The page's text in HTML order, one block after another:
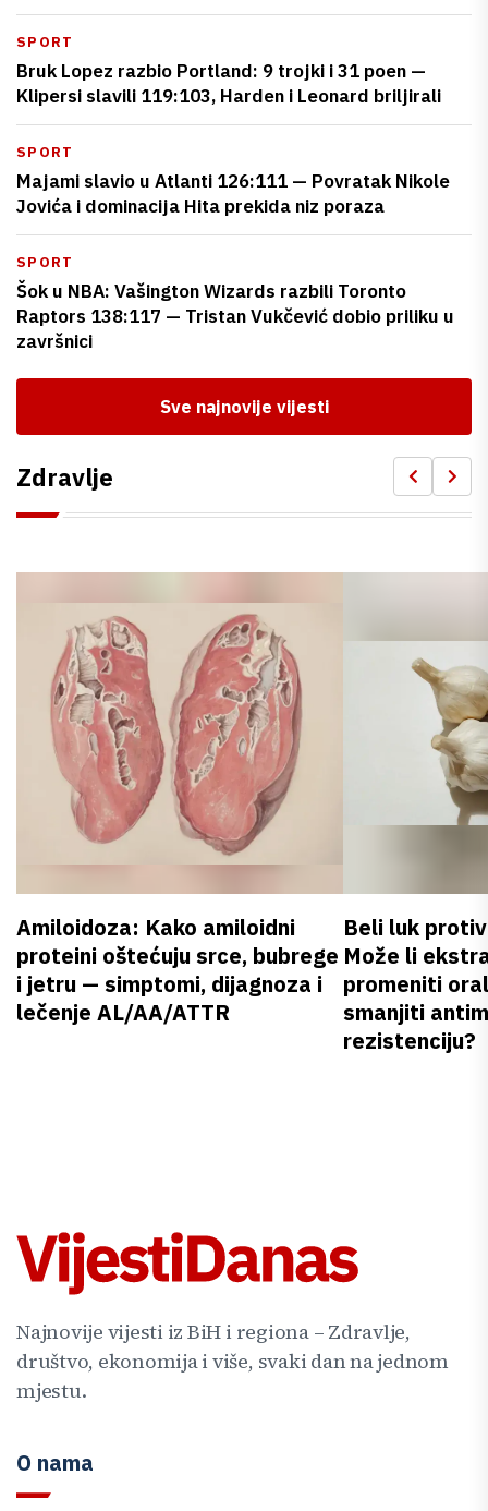
SPORT
Bruk Lopez razbio Portland: 9 trojki i 31 poen —
Klipersi slavili 119:103, Harden i Leonard briljirali
SPORT
Majami slavio u Atlanti 126:111 — Povratak Nikole
Jovića i dominacija Hita prekida niz poraza
SPORT
Šok u NBA: Vašington Wizards razbili Toronto
Raptors 138:117 — Tristan Vukčević dobio priliku u
završnici
Sve najnovije vijesti
Zdravlje
Amiloidoza: Kako amiloidni
proteini oštećuju srce, bubrege
i jetru — simptomi, dijagnoza i
lečenje AL/AA/ATTR
Beli luk
Može li
promeniti
smanjiti
rezistenciju?
Najnovije vijesti iz BiH i regiona – Zdravlje,
društvo, ekonomija i više, svaki dan na jednom
mjestu.
O nama